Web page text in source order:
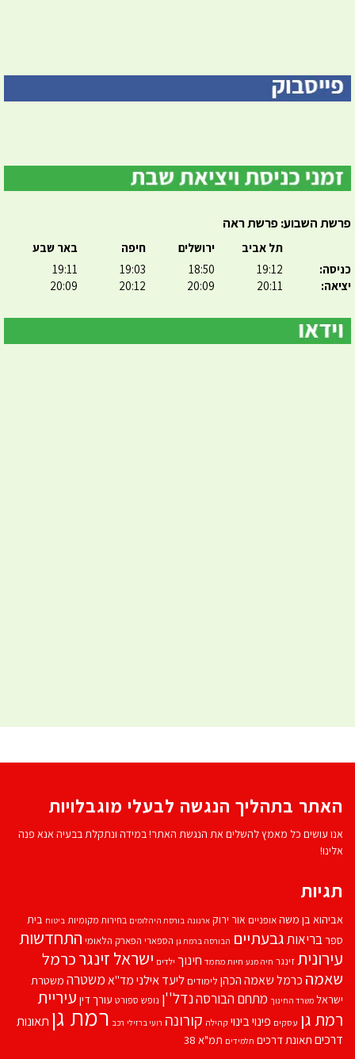
פרשת השבוע: פרשת ראה
כניסה:
יציאה:
תל אביב
19:12
20:11
ירושלים
18:50
20:09
חיפה
19:03
20:12
באר שבע
19:11
20:09
האתר בתהליך הנגשה לבעלי מוגבלויות
אנו עושים כל מאמץ להשלים את הנגשת האתר! במידה ונתקלת בבעיה אנא פנה
אלינו!
תגיות
אביהוא בן משהאופניים אור ירוק ארנונה בורסת היהלומים בחירות מקומיות ביטוח בית
ספרבריאותגבעתיים הבורסה ברמת גן הספארי הפארק הלאומי התחדשות
עירוניתזינגר חיה מנע חיות מחמד חינוך ילדים ישראל זינגרכרמל
שאמה כרמל שאמה הכהן לימודים ליעד אילנימד''אמשטרה משטרת
ישראל משרד החינוך מתחם הבורסהנדל''ן נופש ספורט עורך דין עיריית
רמת גן עסקים פינוי בינוי קהילה קורונה רועי ברזילי רכב רמת גן תאונות
דרכים תאונת דרכים תלמידים תמ"א 38